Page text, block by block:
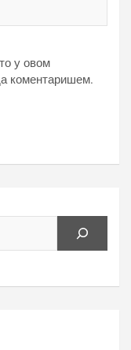
у овом
коментаришем.